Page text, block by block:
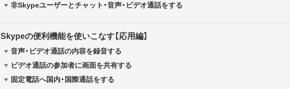
非Skypeユーザーとチャット・音声・ビデオ通話をする
Skypeの便利機能を使いこなす【応用編】
音声・ビデオ通話の内容を録音する
ビデオ通話の参加者に画面を共有する
固定電話へ国内・国際通話をする